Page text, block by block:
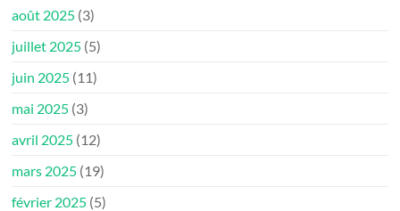
août 2025 (3)
juillet 2025 (5)
juin 2025 (11)
mai 2025 (3)
avril 2025 (12)
mars 2025 (19)
février 2025 (5)